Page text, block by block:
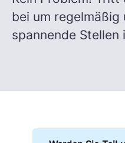
bei um regelmäßig
spannende